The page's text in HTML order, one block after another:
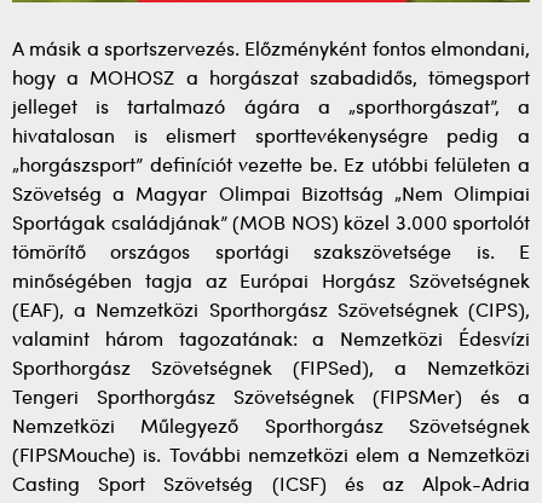
A másik a sportszervezés. Előzményként fontos elmondani,
hogy a MOHOSZ a horgászat szabadidős, tömegsport
jelleget is tartalmazó ágára a „sporthorgászat”, a
hivatalosan is elismert sporttevékenységre pedig a
„horgászsport” definíciót vezette be. Ez utóbbi felületen a
Szövetség a Magyar Olimpai Bizottság „Nem Olimpiai
Sportágak családjának” (MOB NOS) közel 3.000 sportolót
tömörítő országos sportági szakszövetsége is. E
minőségében tagja az Európai Horgász Szövetségnek
(EAF), a Nemzetközi Sporthorgász Szövetségnek (CIPS),
valamint három tagozatának: a Nemzetközi Édesvízi
Sporthorgász Szövetségnek (FIPSed), a Nemzetközi
Tengeri Sporthorgász Szövetségnek (FIPSMer) és a
Nemzetközi Műlegyező Sporthorgász Szövetségnek
(FIPSMouche) is. További nemzetközi elem a Nemzetközi
Casting Sport Szövetség (ICSF) és az Alpok-Adria